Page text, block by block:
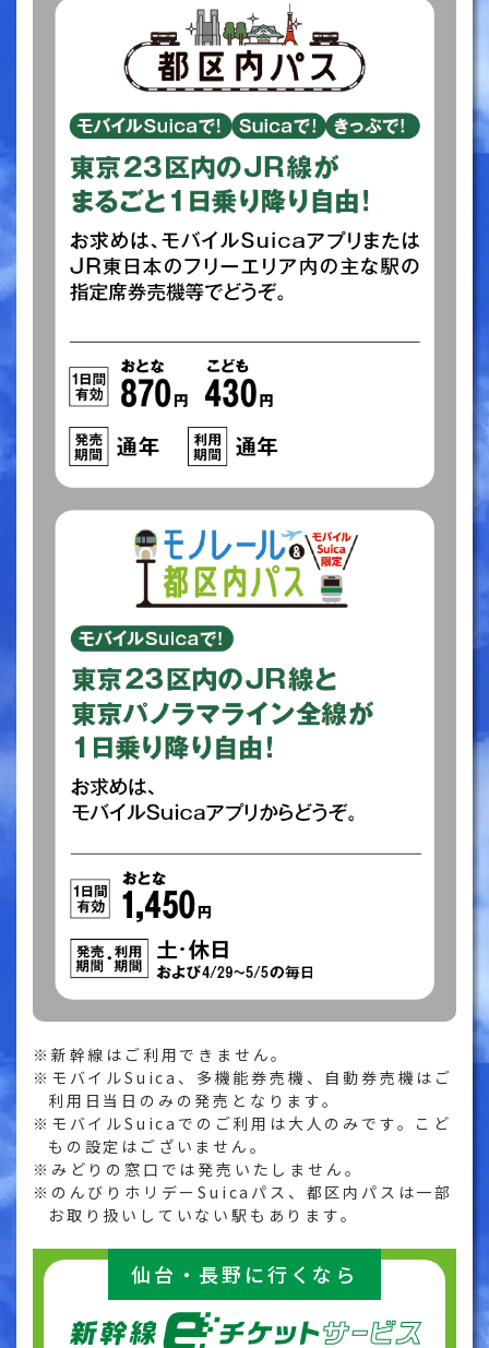
新幹線はご利用できません。
モバイルSuica、多機能券売機、自動券売機はご
利用日当日のみの発売となります。
モバイルSuicaでのご利用は大人のみです。こど
もの設定はございません。
みどりの窓口では発売いたしません。
のんびりホリデーSuicaパス、都区内パスは一部
お取り扱いしていない駅もあります。
仙台・長野に行くなら